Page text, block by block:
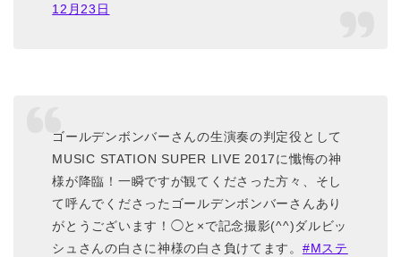
12月23日
ゴールデンボンバーさんの生演奏の判定役として
MUSIC STATION SUPER LIVE 2017に懺悔の神
様が降臨！一瞬ですが観てくださった方々、そし
て呼んでくださったゴールデンボンバーさんあり
がとうございます！◯と×で記念撮影(^^)ダルビッ
シュさんの白さに神様の白さ負けてます。 #Mステ